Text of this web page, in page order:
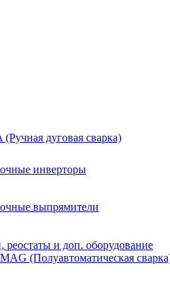
дуговая сварка)
инверторы
выпрямители
реостаты и доп. оборудование
(Полуавтоматическая